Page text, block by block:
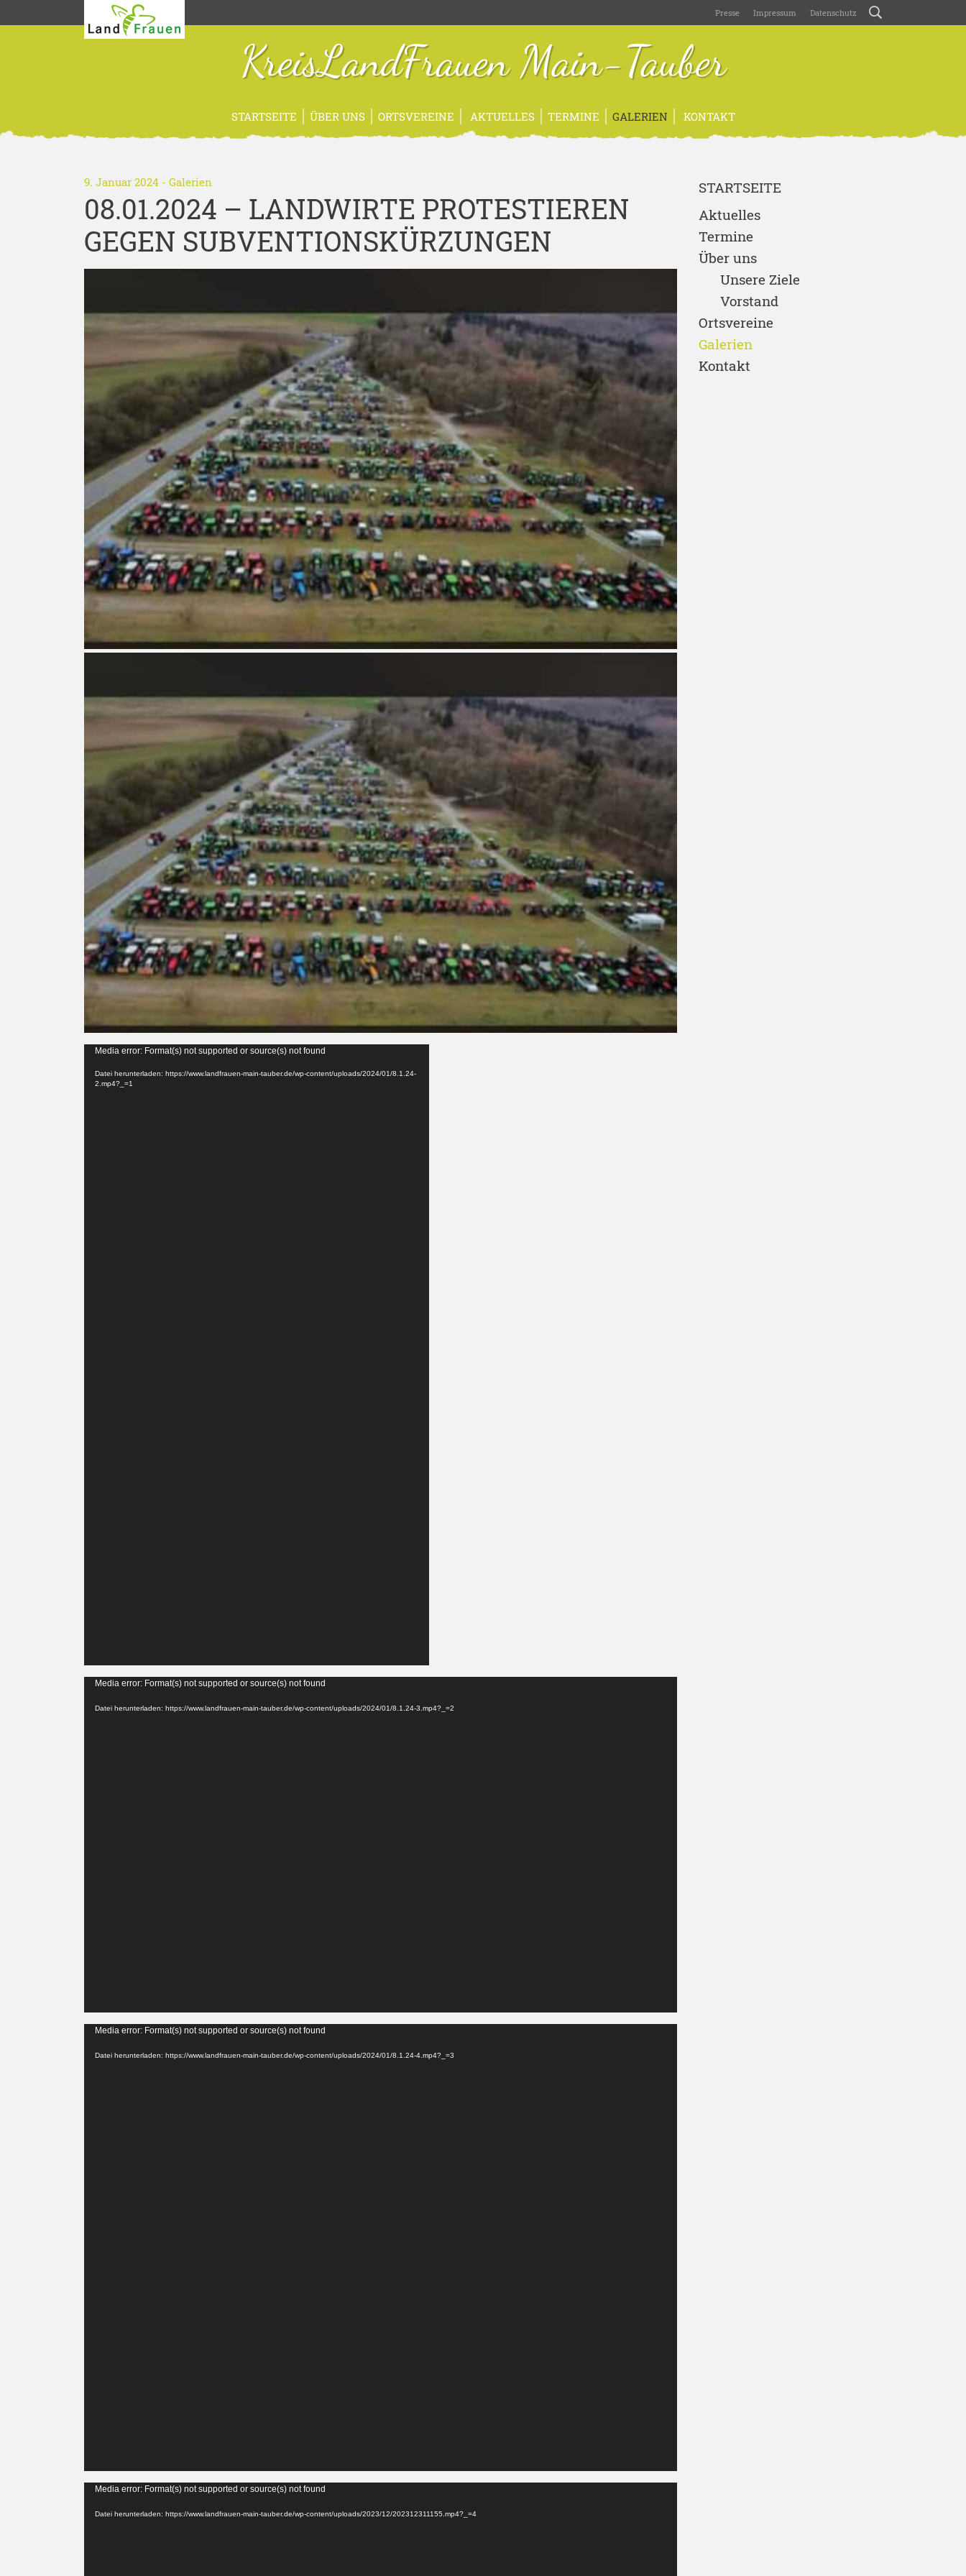
Presse Impressum Datenschutz
KreisLandFrauen Main-Tauber
STARTSEITE ÜBER UNS ORTSVEREINE AKTUELLES TERMINE GALERIEN KONTAKT
9. Januar 2024 - Galerien
08.01.2024 – LANDWIRTE PROTESTIEREN
GEGEN SUBVENTIONSKÜRZUNGEN
Media error: Format(s) not supported or source(s) not found
Datei herunterladen: https://www.landfrauen-main-tauber.de/wp-content/uploads/2024/01/8.1.24-
2.mp4?_=1
Video-
Media error: Format(s) not supported or source(s) not found
Datei herunterladen: https://www.landfrauen-main-tauber.de/wp-content/uploads/2024/01/8.1.24-3.mp4?_=2
Video-
Media error: Format(s) not supported or source(s) not found
Datei herunterladen: https://www.landfrauen-main-tauber.de/wp-content/uploads/2024/01/8.1.24-4.mp4?_=3
Video-
Media error: Format(s) not supported or source(s) not found
Datei herunterladen: https://www.landfrauen-main-tauber.de/wp-content/uploads/2023/12/202312311155.mp4?_=4
STARTSEITE
Aktuelles
Termine
Über uns
Unsere Ziele
Vorstand
Ortsvereine
Galerien
Kontakt